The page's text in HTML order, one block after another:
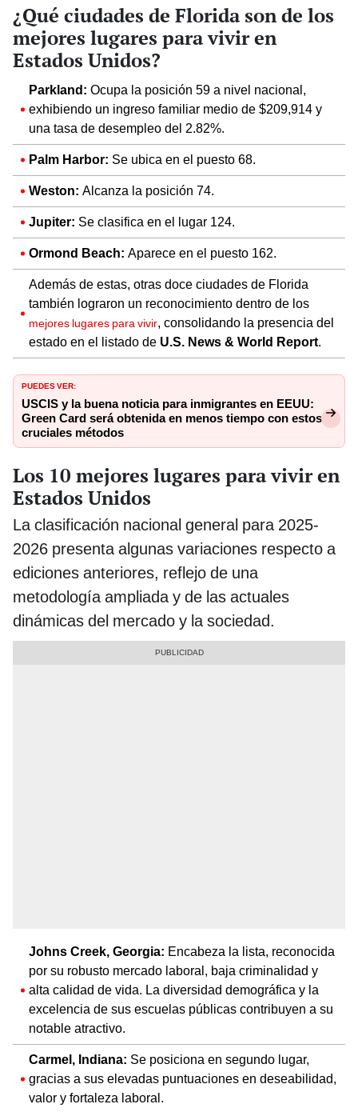
¿Qué ciudades de Florida son de los
mejores lugares para vivir en
Estados Unidos?
Parkland: Ocupa la posición 59 a nivel nacional,
exhibiendo un ingreso familiar medio de $209,914 y
una tasa de desempleo del 2.82%.
Palm Harbor: Se ubica en el puesto 68.
Weston: Alcanza la posición 74.
Jupiter: Se clasifica en el lugar 124.
Ormond Beach: Aparece en el puesto 162.
Además de estas, otras doce ciudades de Florida
también lograron un reconocimiento dentro de los
mejores lugares para vivir, consolidando la presencia del
estado en el listado de U.S. News & World Report.
PUEDES VER:
USCIS y la buena noticia para inmigrantes en EEUU:
Green Card será obtenida en menos tiempo con estos
cruciales métodos
Los 10 mejores lugares para vivir en
Estados Unidos
La clasificación nacional general para 2025-
2026 presenta algunas variaciones respecto a
ediciones anteriores, reflejo de una
metodología ampliada y de las actuales
dinámicas del mercado y la sociedad.
Johns Creek, Georgia: Encabeza la lista, reconocida
por su robusto mercado laboral, baja criminalidad y
alta calidad de vida. La diversidad demográfica y la
excelencia de sus escuelas públicas contribuyen a su
notable atractivo.
Carmel, Indiana: Se posiciona en segundo lugar,
gracias a sus elevadas puntuaciones en deseabilidad,
valor y fortaleza laboral.